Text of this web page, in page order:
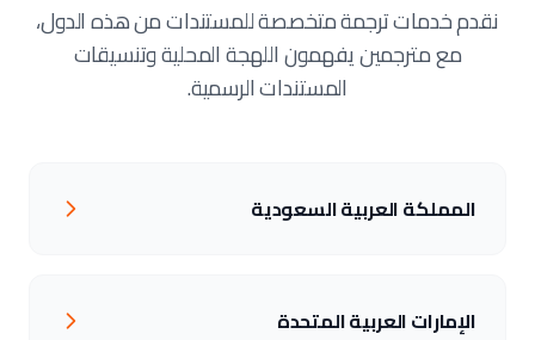
نقدم خدمات ترجمة متخصصة للمستندات من هذه الدول،
مع مترجمين يفهمون اللهجة المحلية وتنسيقات
المستندات الرسمية.
المملكة العربية السعودية
الإمارات العربية المتحدة